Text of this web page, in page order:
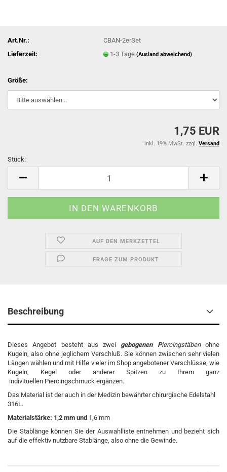
Art.Nr.:
CBAN-2erSet
Lieferzeit:
1-3 Tage(Ausland abweichend)
Größe:
1,75 EUR
inkl. 19% MwSt. zzgl. Versand
Stück:
AUF DEN MERKZETTEL
FRAGE ZUM PRODUKT
Beschreibung
Dieses Angebot besteht aus zwei gebogenen Piercingstäbenohne
Kugeln, also ohne jeglichem Verschluß. Sie können zwischen sehr vielen
Längen wählen und mit Hilfe vieler im Shop angebotener Verschlüsse, wie
Kugeln, Kegel oder anderer Spitzen zu Ihrem ganz
indivituellen Piercingschmuck ergänzen.
Das Material ist der auch in der Medizin bewährter chirurgische Edelstahl
316L.
Materialstärke: 1,2 mm und 1,6 mm
Die Stablänge können Sie der Auswahlliste entnehmen und bezieht sich
auf die effektiv nutzbare Stablänge, also ohne die Gewinde.